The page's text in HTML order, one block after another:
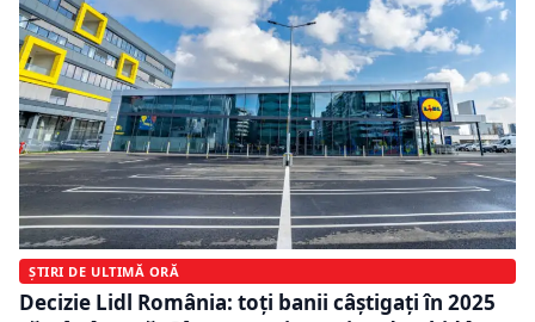
ȘTIRI DE ULTIMĂ ORĂ
Decizie Lidl România: toți banii câștigați în 2025